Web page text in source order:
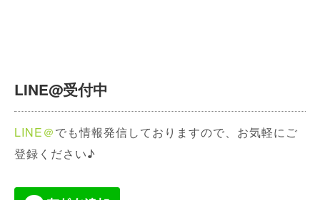
LINE@受付中
LINE＠でも情報発信しておりますので、お気軽にご
登録ください♪